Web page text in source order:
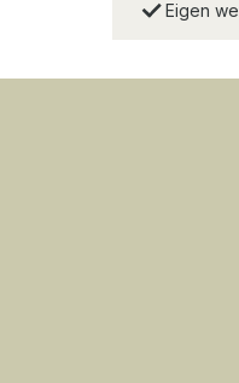
Eigen